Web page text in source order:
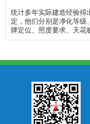
统计多年实际建造经验得
定，他们分别是净化等级
牌定位、照度要求、天花